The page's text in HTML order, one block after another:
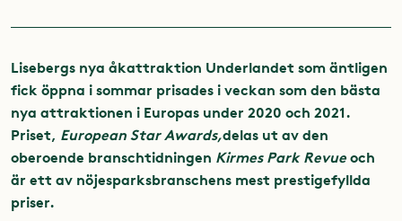
Lisebergs nya åkattraktion Underlandet som äntligen
fick öppna i sommar prisades i veckan som den bästa
nya attraktionen i Europas under 2020 och 2021.
Priset, European Star Awards,delas ut av den
oberoende branschtidningen Kirmes Park Revue och
är ett av nöjesparksbranschens mest prestigefyllda
priser.